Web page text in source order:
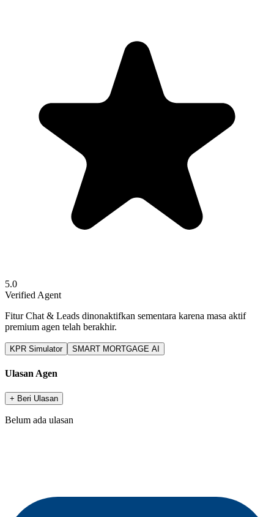
5.0
Verified Agent
Fitur Chat & Leads dinonaktifkan sementara karena masa aktif
premium agen telah berakhir.
KPR Simulator SMART MORTGAGE AI
Ulasan Agen
+ Beri Ulasan
Belum ada ulasan